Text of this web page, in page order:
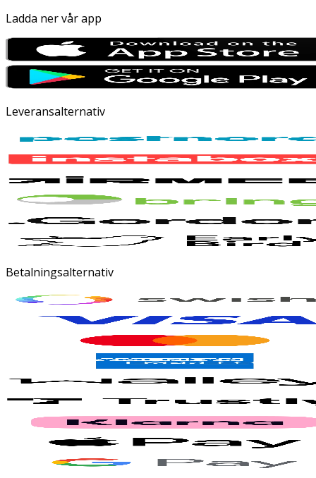
Ladda ner vår app
Leveransalternativ
Betalningsalternativ